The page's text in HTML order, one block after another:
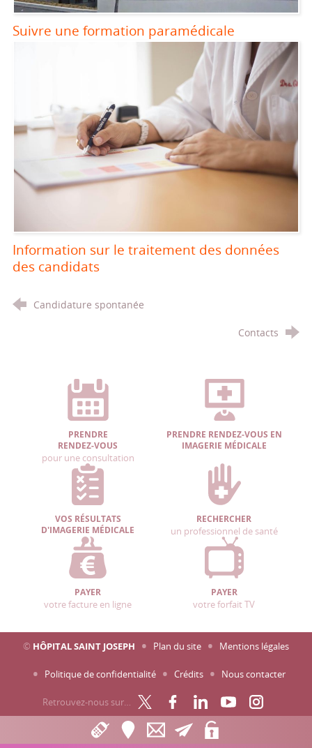
Suivre une formation paramédicale
Information sur le traitement des données
des candidats
Candidature spontanée
Contacts
PRENDRE
RENDEZ-VOUS
pour une consultation
PRENDRE RENDEZ-VOUS EN
IMAGERIE MÉDICALE
VOS RÉSULTATS
D'IMAGERIE MÉDICALE
RECHERCHER
un professionnel de santé
PAYER
votre facture en ligne
PAYER
votre forfait TV
© HÔPITAL SAINT JOSEPH Plan du site Mentions légales
Politique de confidentialité Crédits Nous contacter
Retrouvez-nous sur…